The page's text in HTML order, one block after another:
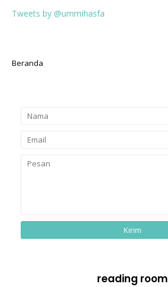
Tweets by @ummihasfa
Beranda
reading room